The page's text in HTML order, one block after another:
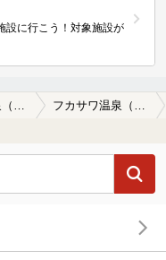
設に行こう！対象施設が
フカサワ温泉（閉館しました）の口コミ一覧 フカサワ温泉（閉館しました）の口コミ アワアワ・・アワアワ・・(高温)